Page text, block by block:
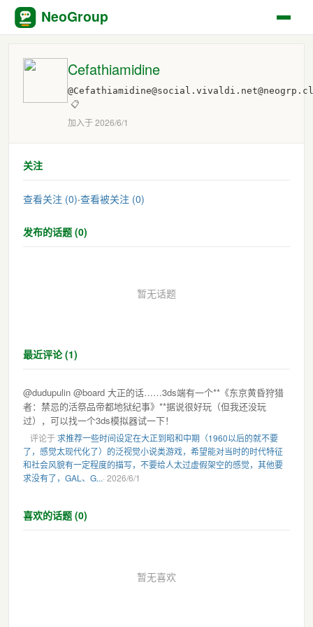
NeoGroup
Cefathiamidine
📋
加入于 2026/6/1
关注
查看关注 (0)·查看被关注 (0)
发布的话题 (0)
暂无话题
最近评论 (1)
@dudupulin @board 大正的话……3ds端有一个**《东京黄昏狩猎
者：禁忌的活祭品帝都地狱纪事》**据说很好玩（但我还没玩
过），可以找一个3ds模拟器试一下！
评论于求推荐一些时间设定在大正到昭和中期（1960以后的就不要
了，感觉太现代化了）的泛视觉小说类游戏，希望能对当时的时代特征
和社会风貌有一定程度的描写，不要给人太过虚假架空的感觉，其他要
求没有了，GAL、G...· 2026/6/1
喜欢的话题 (0)
暂无喜欢